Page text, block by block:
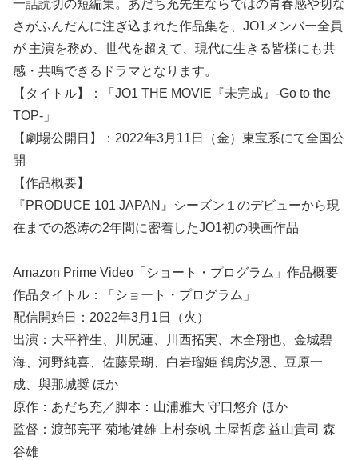
一話読切の短編集。あだち充先生ならではの青春感や切な
さがふんだんに注ぎ込まれた作品集を、JO1メンバー全員
が 主演を務め、世代を超えて、現代に生きる皆様にも共
感・共鳴できるドラマとなります。
【タイトル】：「JO1 THE MOVIE『未完成』-Go to the
TOP-」
【劇場公開日】：2022年3月11日（金）東宝系にて全国公
開
【作品概要】
『PRODUCE 101 JAPAN』シーズン１のデビューから現
在までの怒涛の2年間に密着したJO1初の映画作品
Amazon Prime Video「ショート・プログラム」作品概要
作品タイトル：「ショート・プログラム」
配信開始日：2022年3月1日（火）
出演：大平祥生、川尻蓮、川西拓実、木全翔也、金城碧
海、河野純喜、佐藤景瑚、白岩瑠姫 鶴房汐恩、豆原一
成、與那城奨 ほか
原作：あだち充／脚本：山浦雅大 守口悠介 ほか
監督：渡部亮平 菊地健雄 上村奈帆 土屋哲彦 益山貴司 森
谷雄